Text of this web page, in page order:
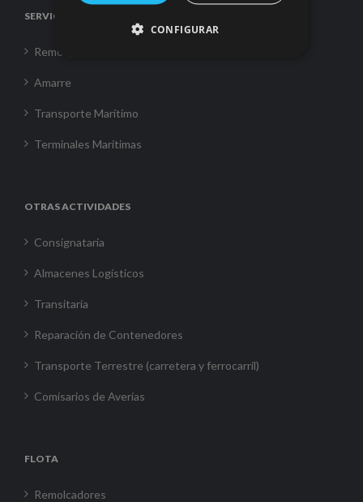
SERVICIOS
Remolque
Amarre
Transporte Marítimo
Terminales Marítimas
OTRAS ACTIVIDADES
Consignataria
Almacenes Logísticos
Transitaria
Reparación de Contenedores
Transporte Terrestre (carretera y ferrocarril)
Comisarios de Averías
FLOTA
Remolcadores
CONFIGURAR